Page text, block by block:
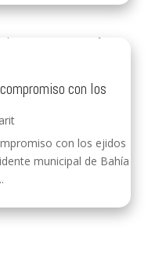
con los
con los ejidos
municipal de Bahía